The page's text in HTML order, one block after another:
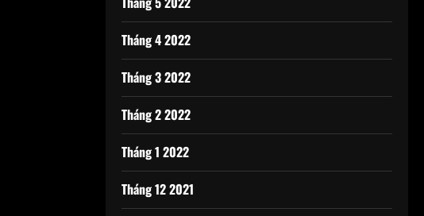
Tháng 4 2022
Tháng 3 2022
Tháng 2 2022
Tháng 1 2022
Tháng 12 2021